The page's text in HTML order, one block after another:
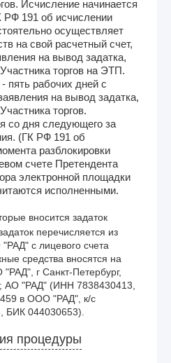
Исчисление начинается
191 об исчислении
осуществляет
на свой расчетный счет,
на вывод задатка,
торгов на ЭТП.
пять рабочих дней с
на вывод задатка,
торгов.
со дня следующего за
(ГК РФ 191 об
разблокировки
счете Претендента
электронной площадки
исполненными.
вносится задаток
перечисляется из
с лицевого счета
средства вносятся на
г Санкт-Петербург,
АО "РАД" (ИНН 7838430413,
в ООО "РАД", к/с
БИК 044030653).
процедуры